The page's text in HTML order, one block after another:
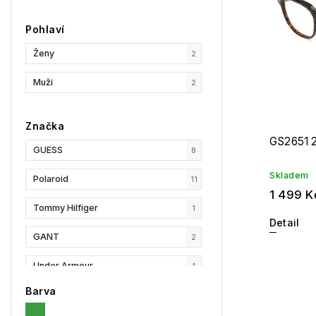
Pohlaví
Ženy 2
Muži 2
Značka
GUESS 8
Polaroid 11
Tommy Hilfiger 1
GANT 2
Under Armour 1
Privé Revaux
Barva
GS2651
Skladem
1 499
Detail